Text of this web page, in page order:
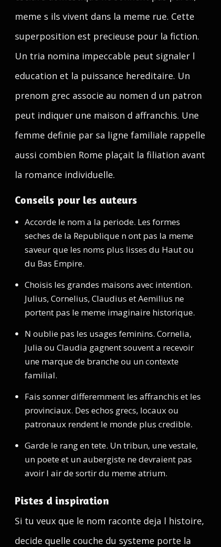
meme s ils vivent dans la meme rue. Cette
superposition est precieuse pour la fiction.
Un tria nomina impeccable peut signaler l
education et la puissance hereditaire. Un
prenom grec associe au nomen d un patron
peut indiquer une maison d affranchis. Une
femme definie par sa ligne familiale rappelle
aussi combien Rome plaçait la filiation avant
la romance individuelle.
Conseils pour les auteurs
Accorde le nom a la periode. Les formes
seches de la Republique n ont pas la meme
saveur que les noms plus lisses du Haut ou
du Bas Empire.
Choisis les grandes maisons avec intention.
Julius, Cornelius, Claudius et Aemilius ne
portent pas le meme imaginaire historique.
N oublie pas les usages feminins. Cornelia,
Julia ou Claudia gagnent souvent a recevoir
une marque de branche ou un contexte
familial.
Fais sonner differemment les affranchis et les
provinciaux. Des echos grecs, locaux ou
patronaux rendent le monde plus credible.
Garde le rang en tete. Un tribun, une vestale,
un poete et un aubergiste ne devraient pas
avoir l air de sortir du meme atrium.
Pistes d inspiration
Si tu veux que le nom raconte deja l histoire,
decide quelle couche du systeme porte la